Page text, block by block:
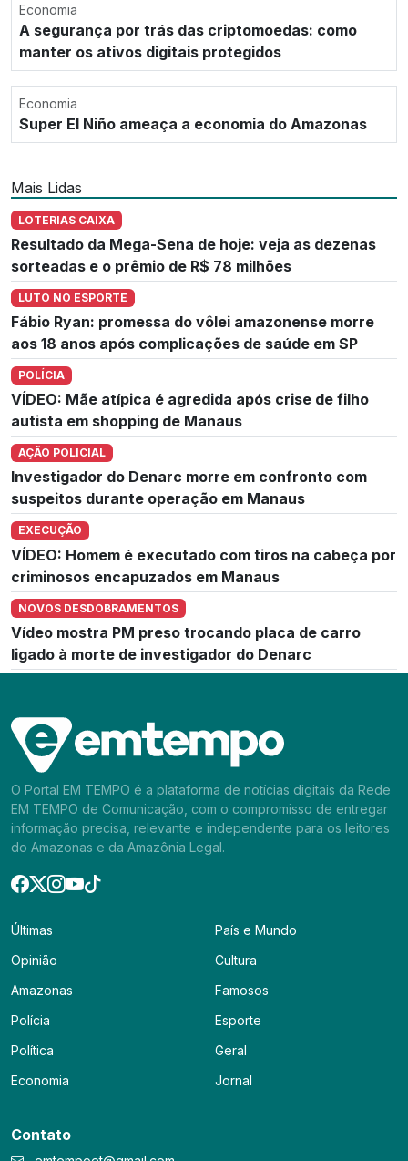
Economia
A segurança por trás das criptomoedas: como
manter os ativos digitais protegidos
Economia
Super El Niño ameaça a economia do Amazonas
Mais Lidas
LOTERIAS CAIXA
Resultado da Mega-Sena de hoje: veja as dezenas
sorteadas e o prêmio de R$ 78 milhões
LUTO NO ESPORTE
Fábio Ryan: promessa do vôlei amazonense morre
aos 18 anos após complicações de saúde em SP
POLÍCIA
VÍDEO: Mãe atípica é agredida após crise de filho
autista em shopping de Manaus
AÇÃO POLICIAL
Investigador do Denarc morre em confronto com
suspeitos durante operação em Manaus
EXECUÇÃO
VÍDEO: Homem é executado com tiros na cabeça por
criminosos encapuzados em Manaus
NOVOS DESDOBRAMENTOS
Vídeo mostra PM preso trocando placa de carro
ligado à morte de investigador do Denarc
O Portal EM TEMPO é a plataforma de notícias digitais da Rede
EM TEMPO de Comunicação, com o compromisso de entregar
informação precisa, relevante e independente para os leitores
do Amazonas e da Amazônia Legal.
Últimas
Opinião
Amazonas
Polícia
Política
Economia
País e Mundo
Cultura
Famosos
Esporte
Geral
Jornal
Contato